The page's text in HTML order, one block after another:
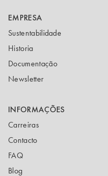
EMPRESA
Sustentabilidade
Historia
Documentação
Newsletter
INFORMAÇÕES
Carreiras
Contacto
FAQ
Blog